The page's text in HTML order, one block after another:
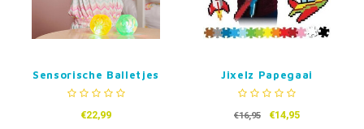
Sensorische Balletjes
met licht -Set van 4 -
€22,99
Jixelz Papegaai
-1500st
€16,95 €14,95